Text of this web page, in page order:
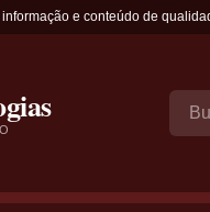
informação e conteúdo de